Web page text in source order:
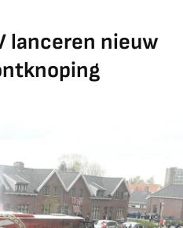
lanceren nieuw